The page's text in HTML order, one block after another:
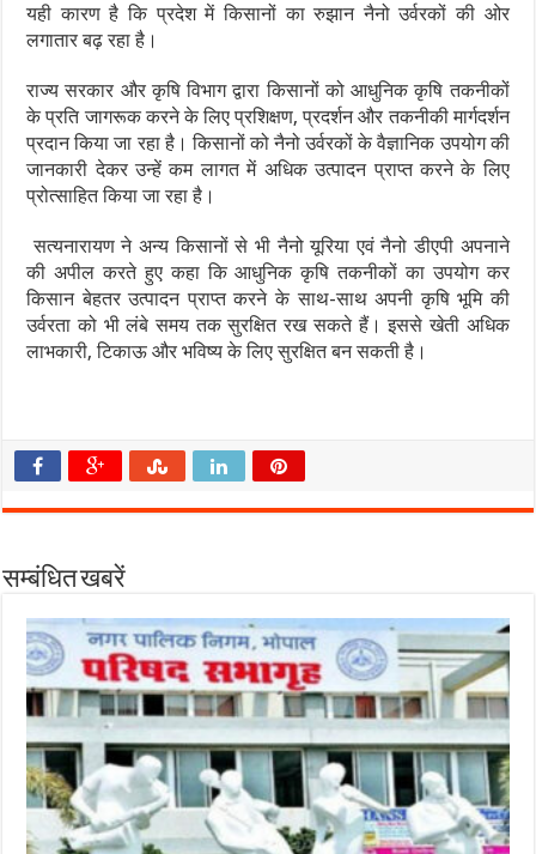
यही कारण है कि प्रदेश में किसानों का रुझान नैनो उर्वरकों की ओर
लगातार बढ़ रहा है।
राज्य सरकार और कृषि विभाग द्वारा किसानों को आधुनिक कृषि तकनीकों
के प्रति जागरूक करने के लिए प्रशिक्षण, प्रदर्शन और तकनीकी मार्गदर्शन
प्रदान किया जा रहा है। किसानों को नैनो उर्वरकों के वैज्ञानिक उपयोग की
जानकारी देकर उन्हें कम लागत में अधिक उत्पादन प्राप्त करने के लिए
प्रोत्साहित किया जा रहा है।
सत्यनारायण ने अन्य किसानों से भी नैनो यूरिया एवं नैनो डीएपी अपनाने
की अपील करते हुए कहा कि आधुनिक कृषि तकनीकों का उपयोग कर
किसान बेहतर उत्पादन प्राप्त करने के साथ-साथ अपनी कृषि भूमि की
उर्वरता को भी लंबे समय तक सुरक्षित रख सकते हैं। इससे खेती अधिक
लाभकारी, टिकाऊ और भविष्य के लिए सुरक्षित बन सकती है।
सम्बंधित खबरें